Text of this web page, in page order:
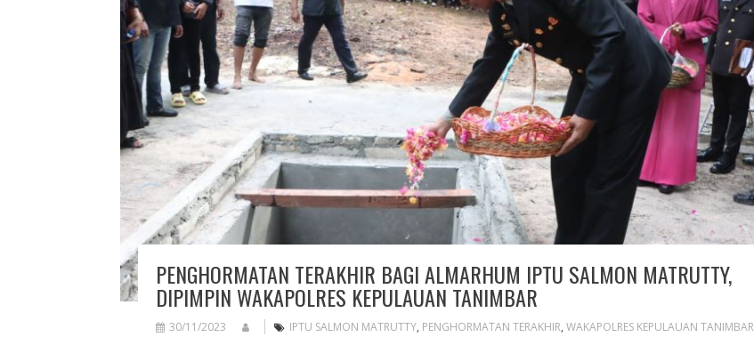
PENGHORMATAN TERAKHIR BAGI ALMARHUM IPTU SALMON MATRUTTY,
DIPIMPIN WAKAPOLRES KEPULAUAN TANIMBAR
30/11/2023 IPTU SALMON MATRUTTY, PENGHORMATAN TERAKHIR, WAKAPOLRES KEPULAUAN TANIMBAR